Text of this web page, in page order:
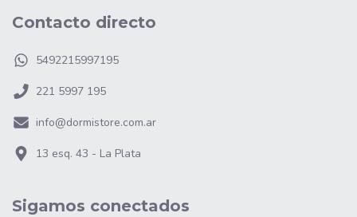
Contacto directo
5492215997195
221 5997 195
info@dormistore.com.ar
13 esq. 43 - La Plata
Sigamos conectados